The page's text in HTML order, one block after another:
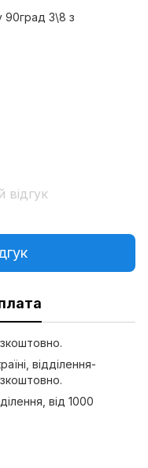
90град 3\8 з
відділення-
від 1000